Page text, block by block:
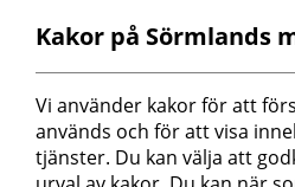
Postadress
Sörmlands museum
Box 314
611 26 Nyköping
Kakor på Sörmlands
Vi använder kakor för att
används och för att visa
tjänster. Du kan välja att